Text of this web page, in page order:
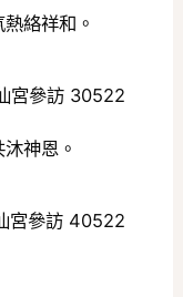
絡祥和。
神恩。